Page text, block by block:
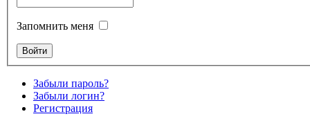
Запомнить меня
Забыли пароль?
Забыли логин?
Регистрация